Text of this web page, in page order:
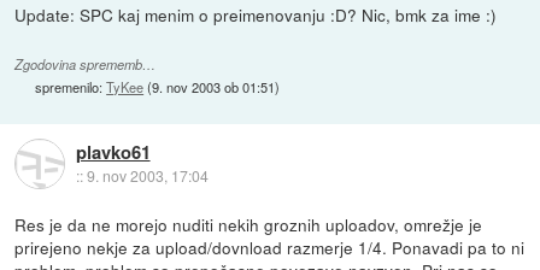
Update: SPC kaj menim o preimenovanju :D? Nic, bmk za ime :)
Zgodovina sprememb…
spremenilo:TyKee(9. nov 2003 ob 01:51)
plavko61
::9. nov 2003, 17:04
Res je da ne morejo nuditi nekih groznih uploadov, omrežje je
prirejeno nekje za upload/dovnload razmerje 1/4. Ponavadi pa to ni